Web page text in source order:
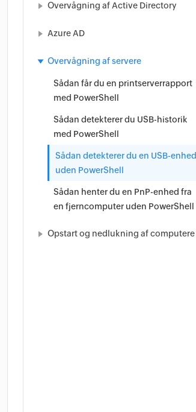
Overvågning af Active Directory
Azure AD
Overvågning af servere
Sådan får du en printserverrapport
med PowerShell
Sådan detekterer du USB-historik
med PowerShell
Sådan detekterer du en USB-enhed
uden PowerShell
Sådan henter du en PnP-enhed fra
en fjerncomputer uden PowerShell
Opstart og nedlukning af computere